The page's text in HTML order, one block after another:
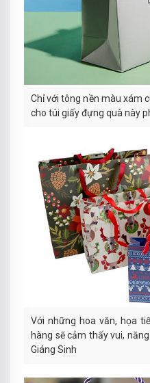
Chỉ với tông nền màu xám
cho túi giấy đựng quà này
Với những hoa văn, họa
hàng sẽ cảm thấy vui,
Giáng Sinh